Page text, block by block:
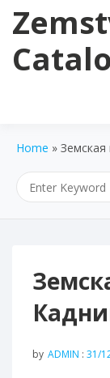
content
Home » Земская
by ADMIN : 31/